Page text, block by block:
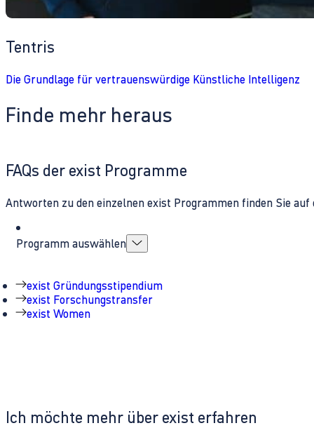
Tentris
Die Grundlage für vertrauenswürdige Künstliche Intelligenz
Finde mehr heraus
Ich möchte mehr über exist erfahren
FAQs der exist Programme
Antworten zu den einzelnen exist Programmen finden Sie
Programm auswählen
exist Gründungsstipendium
exist Forschungstransfer
exist Women